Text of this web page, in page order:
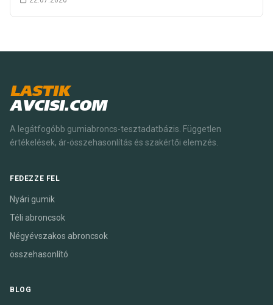
LASTIK
AVCISI.COM
A legátfogóbb gumiabroncs-tesztadatbázis. Független
értékelések, ár-összehasonlítás és szakértői elemzés.
FEDEZZE FEL
Nyári gumik
Téli abroncsok
Négyévszakos abroncsok
összehasonlító
BLOG